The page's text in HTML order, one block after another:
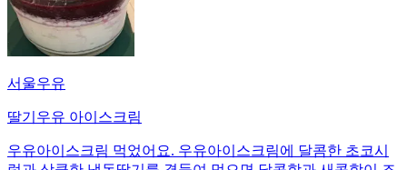
서울우유
딸기우유 아이스크림
우유아이스크림 먹었어요. 우유아이스크림에 달콤한 초코시